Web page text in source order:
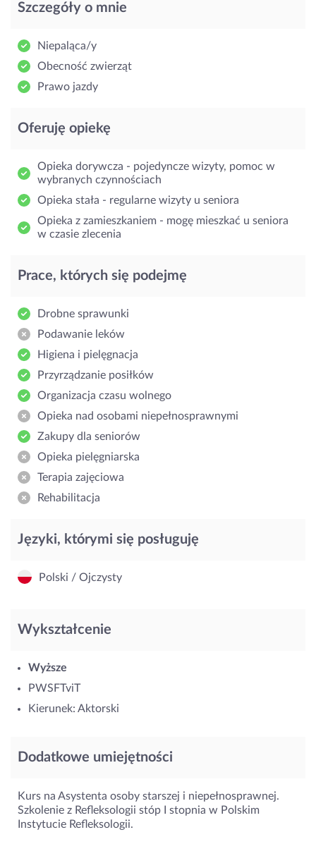
Szczegóły o mnie
Niepaląca/y
Obecność zwierząt
Prawo jazdy
Oferuję opiekę
Opieka dorywcza - pojedyncze wizyty, pomoc w
wybranych czynnościach
Opieka stała - regularne wizyty u seniora
Opieka z zamieszkaniem - mogę mieszkać u seniora
w czasie zlecenia
Prace, których się podejmę
Drobne sprawunki
Podawanie leków
Higiena i pielęgnacja
Przyrządzanie posiłków
Organizacja czasu wolnego
Opieka nad osobami niepełnosprawnymi
Zakupy dla seniorów
Opieka pielęgniarska
Terapia zajęciowa
Rehabilitacja
Języki, którymi się posługuję
Polski / Ojczysty
Wykształcenie
Wyższe
PWSFTviT
Kierunek: Aktorski
Dodatkowe umiejętności
Kurs na Asystenta osoby starszej i niepełnosprawnej.
Szkolenie z Refleksologii stóp I stopnia w Polskim
Instytucie Refleksologii.